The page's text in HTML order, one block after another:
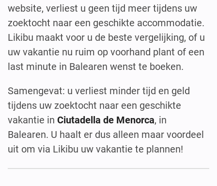
website, verliest u geen tijd meer tijdens uw
zoektocht naar een geschikte accommodatie.
Likibu maakt voor u de beste vergelijking, of u
uw vakantie nu ruim op voorhand plant of een
last minute in Balearen wenst te boeken.
Samengevat: u verliest minder tijd en geld
tijdens uw zoektocht naar een geschikte
vakantie in Ciutadella de Menorca, in
Balearen. U haalt er dus alleen maar voordeel
uit om via Likibu uw vakantie te plannen!